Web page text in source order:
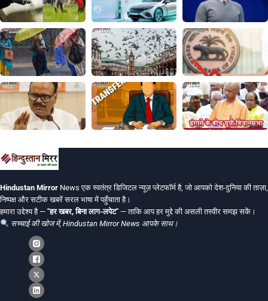
Hindustan Mirror News एक स्वतंत्र डिजिटल न्यूज़ प्लेटफॉर्म है, जो आपको देश-दुनिया की ताज़ा,
निष्पक्ष और सटीक खबरें सरल भाषा में पहुँचाता है।
हमारा उद्देश्य है — "हर खबर, बिना लाग-लपेट" — ताकि आप हर मुद्दे की असली तस्वीर समझ सकें।
सच्चाई की खोज में, Hindustan Mirror News आपके साथ।